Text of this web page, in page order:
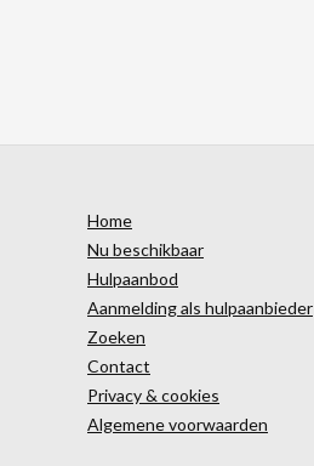
Home
Nu beschikbaar
Hulpaanbod
Aanmelding als hulpaanbieder
Zoeken
Contact
Privacy & cookies
Algemene voorwaarden